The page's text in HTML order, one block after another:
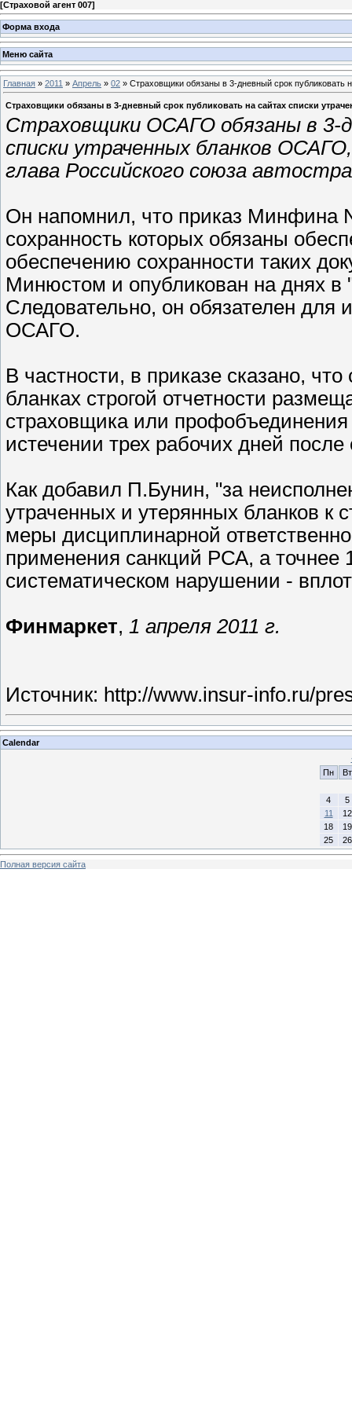
[Страховой агент 007]
Форма входа
Меню сайта
Главная » 2011 » Апрель » 02 » Страховщики обязаны в 3-дневный срок
Страховщики обязаны в 3-дневный срок публиковать на сайтах списки
Страховщики ОСАГО обязаны в 3-
списки утраченных бланков
глава Российского союза
Он напомнил, что приказ Минфина
сохранность которых обязаны
обеспечению сохранности таких
Минюстом и опубликован на днях в
Следовательно, он обязателен для
ОСАГО.
В частности, в приказе сказано,
бланках строгой отчетности
страховщика или
истечении трех рабочих дней
Как добавил П.Бунин, "за
утраченных и утерянных бланков
меры дисциплинарной
применения санкций РСА, а точнее
систематическом нарушении -
Финмаркет, 1 апреля 2011 г.
Источник: http://www.insur-info.ru/
Calendar
Пн
Вт
4
5
11
12
18
19
25
26
Полная версия сайта